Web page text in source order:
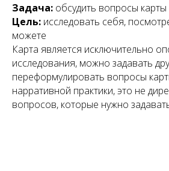
Задача: обсудить вопросы карты
Цель: исследовать себя,
можете
Карта является исключительно
исследования, можно задавать
переформулировать вопросы
нарративной практики, это не
вопросов, которые нужно